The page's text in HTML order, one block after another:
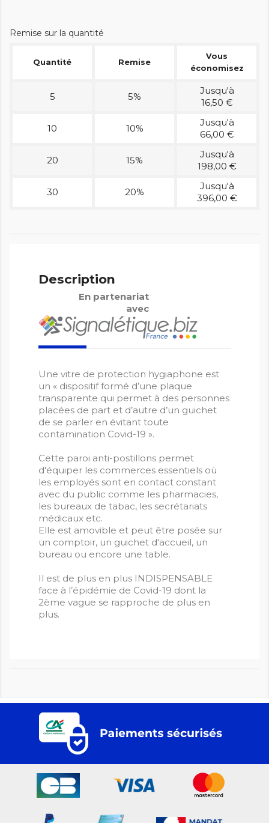
Remise sur la quantité
Quantité Remise
Vous
économisez
5 5%
Jusqu'à
16,50 €
10 10%
Jusqu'à
66,00 €
20 15%
Jusqu'à
198,00 €
30 20%
Jusqu'à
396,00 €
Description
En partenariat
avec
Une vitre de protection hygiaphone est
un « dispositif formé d’une plaque
transparente qui permet à des personnes
placées de part et d’autre d’un guichet
de se parler en évitant toute
contamination Covid-19 ».
Cette paroi anti-postillons permet
d'équiper les commerces essentiels où
les employés sont en contact constant
avec du public comme les pharmacies,
les bureaux de tabac, les secrétariats
médicaux etc.
Elle est amovible et peut être posée sur
un comptoir, un guichet d'accueil, un
bureau ou encore une table.
Il est de plus en plus INDISPENSABLE
face à l’épidémie de Covid-19 dont la
2ème vague se rapproche de plus en
plus.